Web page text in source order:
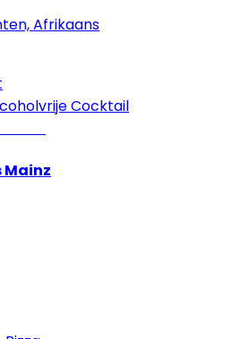
Afrikaans
Cocktail